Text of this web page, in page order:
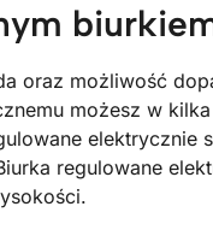
oraz możliwość
możesz w
regulowane